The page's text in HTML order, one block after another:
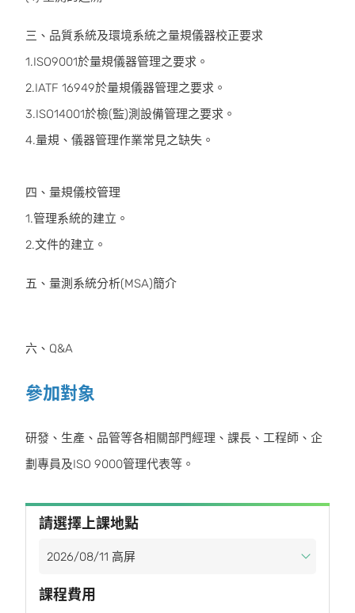
三、品質系統及環境系統之量規儀器校正要求
1.ISO9001於量規儀器管理之要求。
2.IATF 16949於量規儀器管理之要求。
3.ISO14001於檢(監)測設備管理之要求。
4.量規、儀器管理作業常見之缺失。
四、量規儀校管理
1.管理系統的建立。
2.文件的建立。
五、量測系統分析(MSA)簡介
六、Q&A
參加對象
研發、生產、品管等各相關部門經理、課長、工程師、企
劃專員及ISO 9000管理代表等。
請選擇上課地點
課程費用